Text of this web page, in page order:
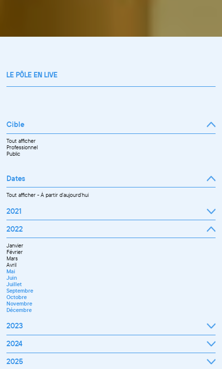
LE PÔLE EN LIVE
Cible
Tout afficher
Professionnel
Public
Dates
Tout afficher-À partir d'aujourd'hui
2021
Septembre
Octobre
Novembre
Décembre
2022
Janvier
Février
Mars
Avril
Mai
Juin
Juillet
Septembre
Octobre
Novembre
Décembre
2023
Janvier
Mars
Avril
2024
Janvier
2025